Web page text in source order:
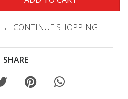
← CONTINUE SHOPPING
SHARE